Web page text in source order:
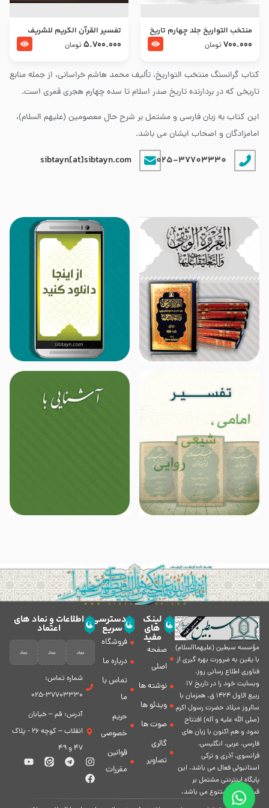
کتاب گرانسنگ منتخب التواريخ، تألیف محمد هاشم خراسانی، از جمله منابع
تاریخی که در بردارنده تاریخ صدر اسلام تا سده چهارم هجری قمری است.
این کتاب به زبان فارسی و مشتمل بر شرح حال معصومین (علیهم السلام)،
امامزادگان و اصحاب ایشان می باشد.
025-37703330
sibtayn[at]sibtayn.com
منتخب التواریخ جلد چهارم تاریخ
امام زین العابدین و امام محمد
700.000 تومان
تفسير القرآن الكريم للشريف
المرتضي قدس سرّه
5.700.000 تومان
مؤسسه سبطين (عليهماالسلام)
با يقين به ضرورت بهره گیرى از
فناورى اطلاع رسانى روز،
وبسایت خود را در تاريخ 17
ربيع الاول 1424 ق. همزمان با
سالروز ميلاد حضرت رسول اكرم
(صلی الله علیه و آله) افتتاح
نمود و هم اكنون با زبان های
فارسی، عربى، انگلیسی،
فرانسوی، آذری و ترکی
استانبولی فعال مى باشد. اين
پايگاه اينترنتى مشتمل بر
قسمت هاى متنوع مى باشد.
لینک
های
مفید
صفحه
اصلی
نوشته ها
ویدئو ها
صوت ها
گالری
تصاویر
دسترسی
سریع
فروشگاه
درباره ما
تماس با
ما
حریم
خصوصی
قوانین
مقررات
اطلاعات و نماد های
اعتماد
شماره تماس:
37703330-025
آدرس: قم – خیابان
انقلاب – کوچه 26 - پلاک
47 و 49